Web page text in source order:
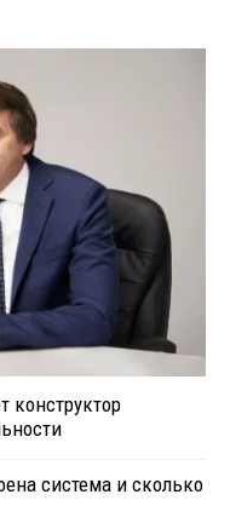
конструктор
система и сколько